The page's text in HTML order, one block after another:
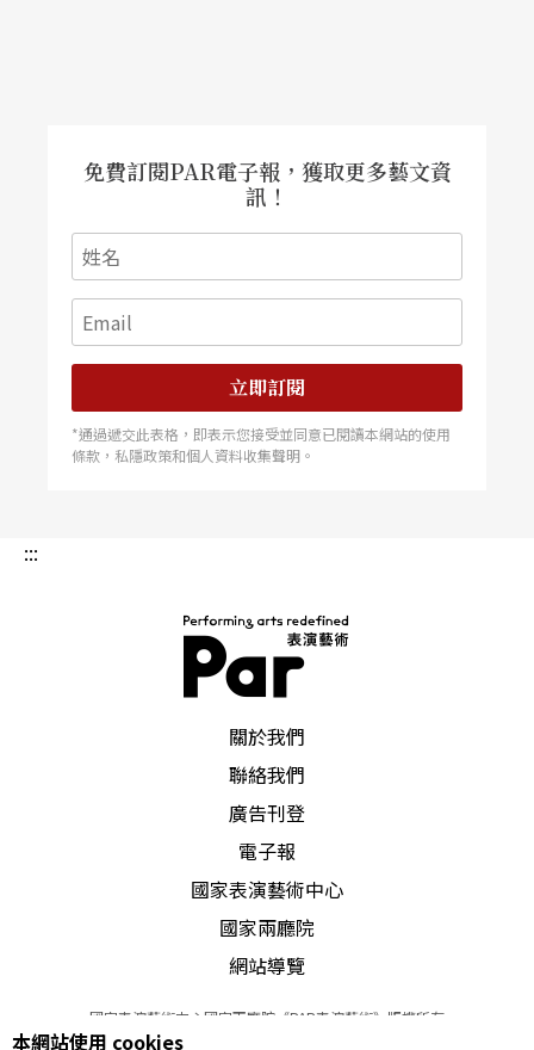
免費訂閱PAR電子報，獲取更多藝文資
訊！
立即訂閱
*通過遞交此表格，即表示您接受並同意已閱讀本網站的使用
條款，私隱政策和個人資料收集聲明。
:::
關於我們
聯絡我們
廣告刊登
電子報
國家表演藝術中心
國家兩廳院
網站導覽
國家表演藝術中心國家兩廳院《PAR表演藝術》版權所有
© 2022Performing arts redefined. All Rights Reserved
本網站使用 cookies